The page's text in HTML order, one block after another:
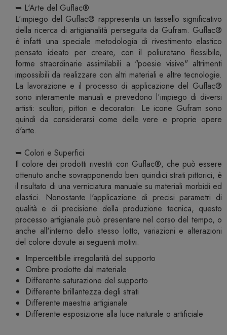
➥ L'Arte del Guflac®
L'impiego del Guflac® rappresenta un tassello significativo
della ricerca di artigianalità perseguita da Gufram. Guflac®
è infatti una speciale metodologia di rivestimento elastico
pensato ideato per creare, con il poliuretano flessibile,
forme straordinarie assimilabili a "poesie visive" altrimenti
impossibili da realizzare con altri materiali e altre tecnologie.
La lavorazione e il processo di applicazione del Guflac®
sono interamente manuali e prevedono l'impiego di diversi
artisti: scultori, pittori e decoratori. Le icone Gufram sono
quindi da considerarsi come delle vere e proprie opere
d'arte.
➥ Colori e Superfici
Il colore dei prodotti rivestiti con Guflac®, che può essere
ottenuto anche sovrapponendo ben quindici strati pittorici, è
il risultato di una verniciatura manuale su materiali morbidi ed
elastici. Nonostante l'applicazione di precisi parametri di
qualità e di precisione della produzione tecnica, questo
processo artigianale può presentare nel corso del tempo, o
anche all'interno dello stesso lotto, variazioni e alterazioni
del colore dovute ai seguenti motivi:
Impercettibile irregolarità del supporto
Ombre prodotte dal materiale
Differente saturazione del supporto
Differente brillantezza degli strati
Differente maestria artigianale
Differente esposizione alla luce naturale o artificiale